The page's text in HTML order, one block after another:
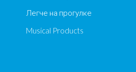
Легче на прогулке
Musical Products